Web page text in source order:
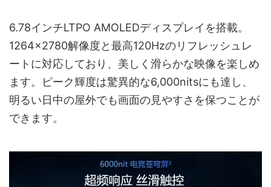
6.78インチLTPO AMOLEDディスプレイを搭載。
1264×2780解像度と最高120Hzのリフレッシュレ
ートに対応しており、美しく滑らかな映像を楽しめ
ます。ピーク輝度は驚異的な6,000nitsにも達し、
明るい日中の屋外でも画面の見やすさを保つことが
できます。